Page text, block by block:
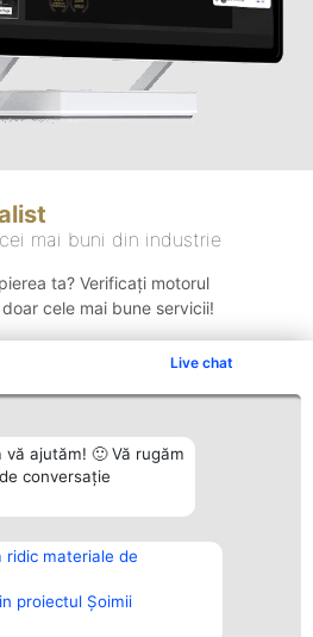
Live chat
ajutăm! 🙂 Vă rugăm
conversație
ridic materiale de
proiectul Șoimii
mai buni din industrie
ta? Verificați motorul
cele mai bune servicii!
Plebiscyt
Lista Tuturor
Laureaților
Contact